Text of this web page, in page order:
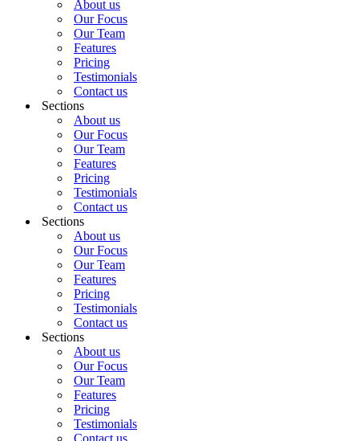
About us
Our Focus
Our Team
Features
Pricing
Testimonials
Contact us
Sections
About us
Our Focus
Our Team
Features
Pricing
Testimonials
Contact us
Sections
About us
Our Focus
Our Team
Features
Pricing
Testimonials
Contact us
Sections
About us
Our Focus
Our Team
Features
Pricing
Testimonials
Contact us